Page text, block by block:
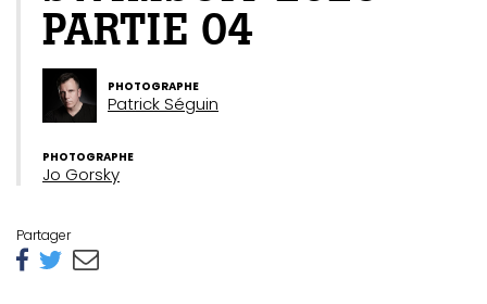
PARTIE 04
PHOTOGRAPHE
Patrick Séguin
PHOTOGRAPHE
Jo Gorsky
Partager